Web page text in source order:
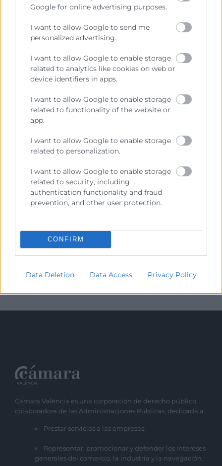
Google for online advertising purposes.
I want to allow Google to send me
personalized advertising.
I want to allow Google to enable storage
related to analytics like cookies on web or
device identifiers in apps.
I want to allow Google to enable storage
related to functionality of the website or
app.
I want to allow Google to enable storage
related to personalization.
I want to allow Google to enable storage
related to security, including
authentication functionality and fraud
prevention, and other user protection.
CONFIRM
Data Deletion Data Access Privacy Policy
Espanya ha enfocat l’agenda de la seua presidència i
seua autonomia estratègica, avançar en la transició
ecològica i l’adaptació al canvi climàtic, promoure una
major justícia social i econòmica, i reforçar la UE.
Manuel de la Rocha també ha subratllat la
importància d’Amèrica Llatina com un “soci
l’eficiència del mercat interior europeu “beneficiant
així i especialment a les pimes”.
La trobada a Madrid també ha servit perquè els
membres de Eurochambres discutisquen el pla de
desenvolupament financer a llarg termini de la
institució (2024-2028) durant el seu Comité
Pressupostari.
Nota de premsa(Documento)
Audiencia con S.M. el Rey
José Vicente Morata en l'audiència amb el Rei
(Imagen)
Cámara València es una corporación de derecho público,
colaboradora de las Administraciones Públicas, dedicada a:
Prestar servicios a las empresas.
Representar, promocionar y defender los intereses
generales del comercio, la industria y la navegación.